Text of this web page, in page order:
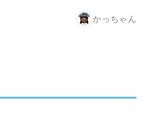
かっちゃん